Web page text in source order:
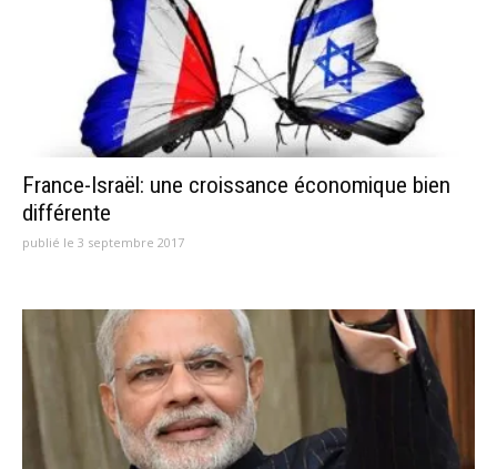
France-Israël: une croissance économique bien
différente
publié le 3 septembre 2017